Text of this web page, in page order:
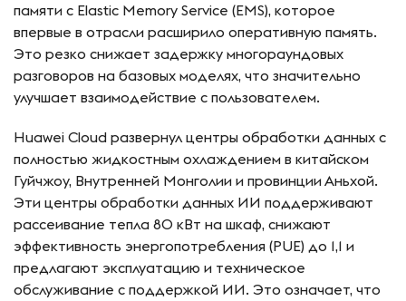
памяти с Elastic Memory Service (EMS), которое
впервые в отрасли расширило оперативную память.
Это резко снижает задержку многораундовых
разговоров на базовых моделях, что значительно
улучшает взаимодействие с пользователем.
Huawei Cloud развернул центры обработки данных с
полностью жидкостным охлаждением в китайском
Гуйчжоу, Внутренней Монголии и провинции Аньхой.
Эти центры обработки данных ИИ поддерживают
рассеивание тепла 80 кВт на шкаф, снижают
эффективность энергопотребления (PUE) до 1,1 и
предлагают эксплуатацию и техническое
обслуживание с поддержкой ИИ. Это означает, что